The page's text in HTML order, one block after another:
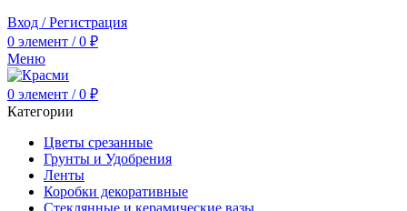
Вход / Регистрация
0 элемент / 0 ₽
Меню
0 элемент / 0 ₽
Категории
Цветы срезанные
Грунты и Удобрения
Ленты
Коробки декоративные
Стеклянные и керамические вазы